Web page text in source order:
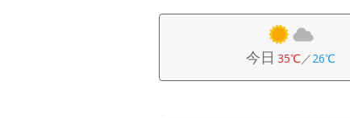
今日 35℃／26℃